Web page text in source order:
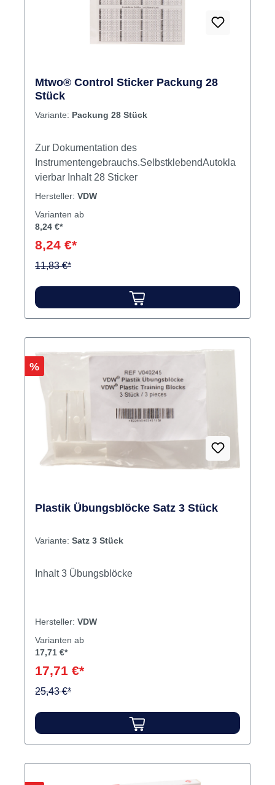
Mtwo® Control Sticker Packung 28
Stück
Variante: Packung 28 Stück
Zur Dokumentation des
Instrumentengebrauchs.SelbstklebendAutokla
vierbar Inhalt 28 Sticker
Hersteller: VDW
Varianten ab
8,24 €*
8,24 €*
11,83 €*
Rabatt
%
Plastik Übungsblöcke Satz 3 Stück
Variante: Satz 3 Stück
Inhalt 3 Übungsblöcke
Hersteller: VDW
Varianten ab
17,71 €*
17,71 €*
25,43 €*